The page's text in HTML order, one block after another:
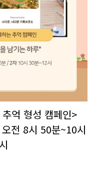
억 형성 캠페인>
전 8시 50분~10시